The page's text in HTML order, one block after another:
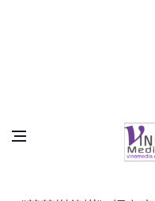
Vine Media
葡萄樹傳媒